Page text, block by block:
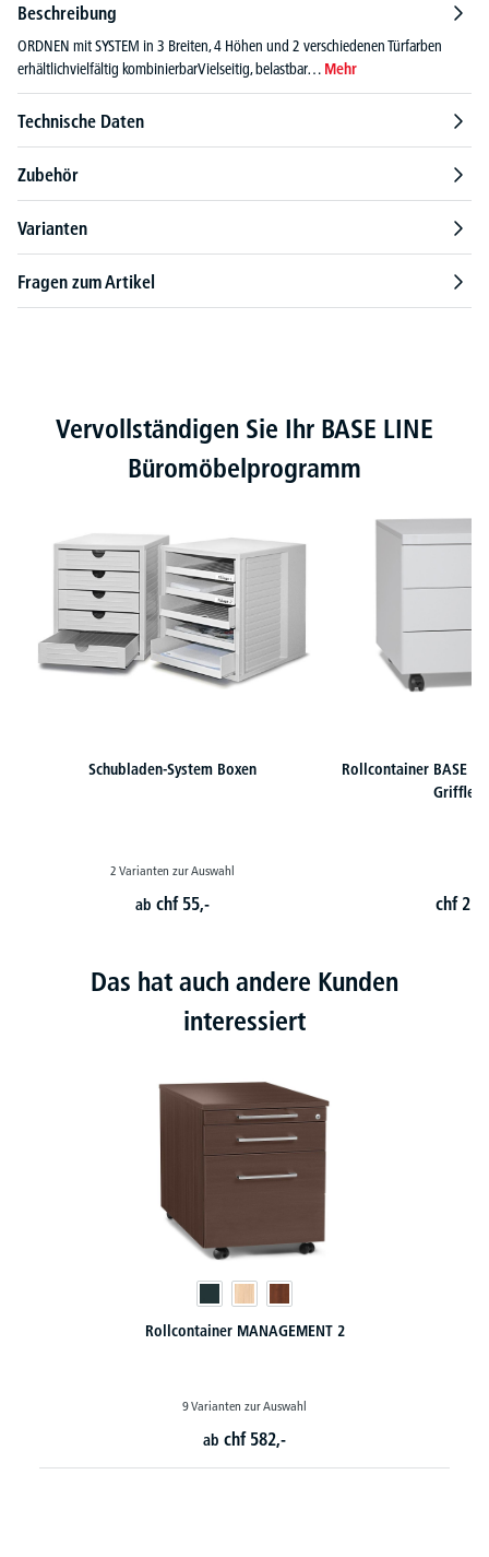
Beschreibung
ORDNEN mit SYSTEM in 3 Breiten, 4 Höhen und 2 verschiedenen Türfarben
erhältlichvielfältig kombinierbarVielseitig, belastbar… Mehr
Technische Daten
Zubehör
Varianten
Fragen zum Artikel
Produktgalerie überspringen
Vervollständigen Sie Ihr BASE LINE
Büromöbelprogramm
Schubladen-System Boxen
2 Varianten zur Auswahl
abchf 55,-
Rollcontainer BASE
chf
Das hat auch andere Kunden
interessiert
Rollcontainer BASE LINE mit vorderer Griffleiste
8 Varianten zur Auswahl